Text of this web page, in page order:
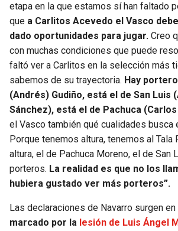
VIKINGS
FALCONS
PANTHERS
SAINTS
BUCCANEERS
THUNDER
TRAIL BLAZERS
JAZZ
etapa en la que estamos sí han faltado
que a Carlitos Acevedo el Vasco
dado oportunidades para jugar. Creo
con muchas condiciones que puede
faltó ver a Carlitos en la selección más
sabemos de su trayectoria. Hay
(Andrés) Gudiño, está el de San Luis
Sánchez), está el de Pachuca
el Vasco también qué cualidades busca
Porque tenemos altura, tenemos al Tala
altura, el de Pachuca Moreno, el de San
porteros. La realidad es que no los
hubiera gustado ver más porteros”.
Las declaraciones de Navarro surgen en
marcado por la lesión de Luis Ángel